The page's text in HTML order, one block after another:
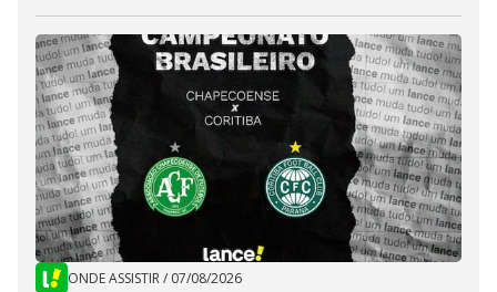
ONDE ASSISTIR/ 07/08/2026